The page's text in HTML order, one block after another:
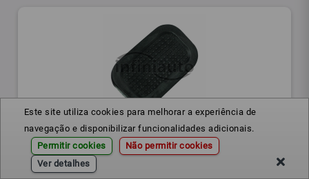
Este site utiliza cookies para melhorar a experiência de
navegação e disponibilizar funcionalidades adicionais.
Permitir cookies
Não permitir cookies
Ver detalhes
Ref.: 512806
CAPA PEDAL EMBRAIAGEM FORD TRANSIT 1968-2000 OE
1631037